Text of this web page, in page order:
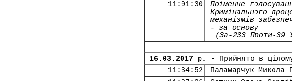
11:01:30
Поіменне
Кримінального
механізмів
- за основу
(За-233 Проти-39
16.03.2017 р.
- Прийнято в
11:34:52
Паламарчук Микола